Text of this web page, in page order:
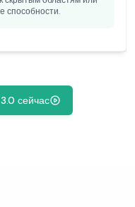
способности.
3.0 сейчас